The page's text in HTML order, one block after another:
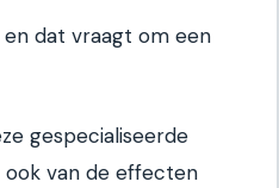
dat vraagt om een
gespecialiseerde
ook van de effecten